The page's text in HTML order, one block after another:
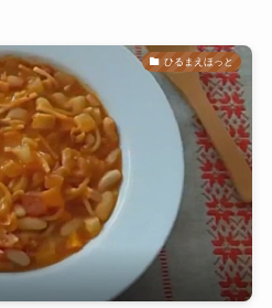
ひるまえほっと